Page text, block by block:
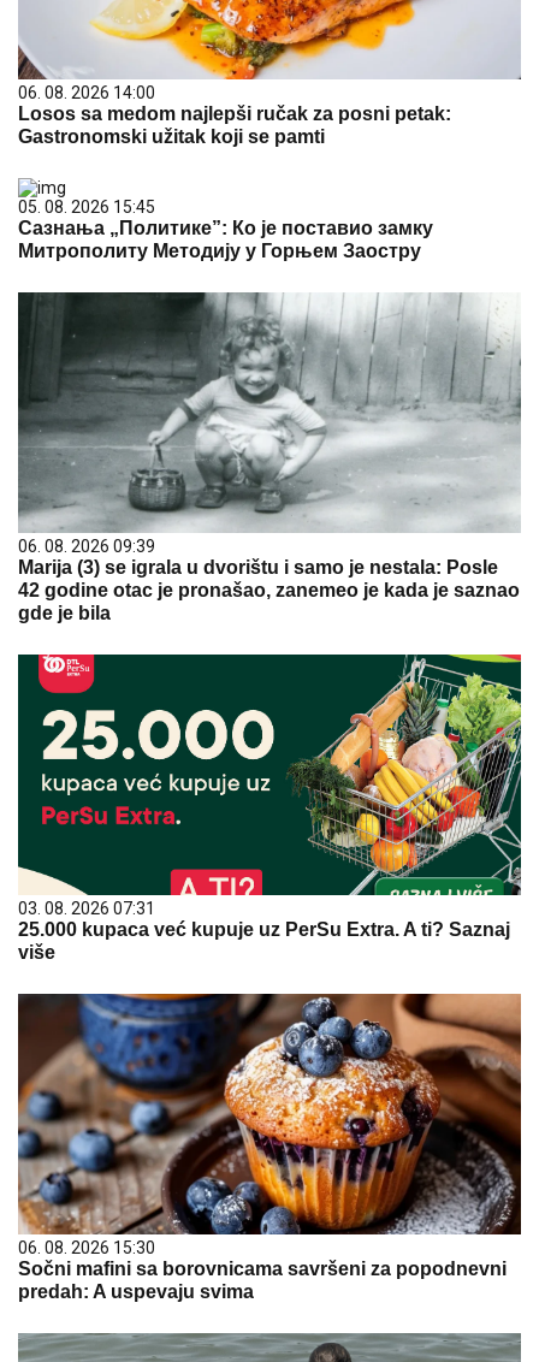
06. 08. 2026 14:00
Losos sa medom najlepši ručak za posni petak:
Gastronomski užitak koji se pamti
05. 08. 2026 15:45
Сазнања „Политике”: Ко је поставио замку
Митрополиту Методију у Горњем Заостру
06. 08. 2026 09:39
Marija (3) se igrala u dvorištu i samo je nestala: Posle
42 godine otac je pronašao, zanemeo je kada je saznao
gde je bila
03. 08. 2026 07:31
25.000 kupaca već kupuje uz PerSu Extra. A ti? Saznaj
više
06. 08. 2026 15:30
Sočni mafini sa borovnicama savršeni za popodnevni
predah: A uspevaju svima